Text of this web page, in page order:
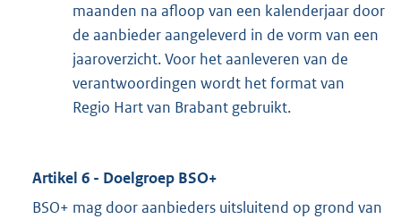
maanden na afloop van een kalenderjaar door
de aanbieder aangeleverd in de vorm van een
jaaroverzicht. Voor het aanleveren van de
verantwoordingen wordt het format van
Regio Hart van Brabant gebruikt.
Artikel 6 - Doelgroep BSO+
BSO+ mag door aanbieders uitsluitend op grond van